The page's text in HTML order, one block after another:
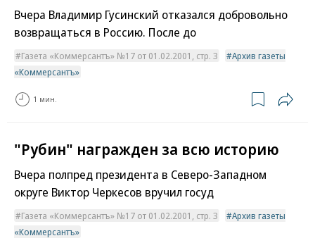
Вчера Владимир Гусинский отказался добровольно
возвращаться в Россию. После до
Газета «Коммерсантъ» №17 от 01.02.2001, стр. 3
Архив газеты
«Коммерсантъ»
1 мин.
"Рубин" награжден за всю историю
Вчера полпред президента в Северо-Западном
округе Виктор Черкесов вручил госуд
Газета «Коммерсантъ» №17 от 01.02.2001, стр. 3
Архив газеты
«Коммерсантъ»